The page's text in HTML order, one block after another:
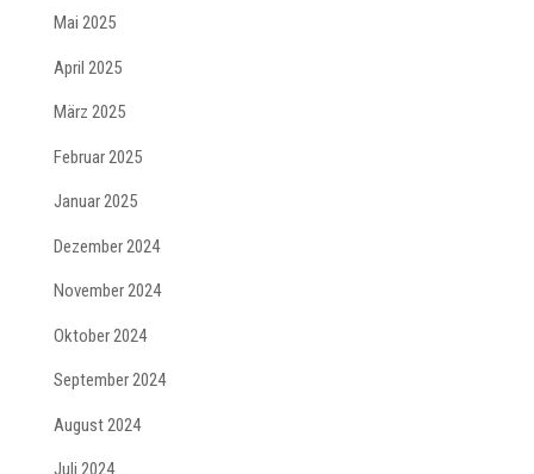
Mai 2025
April 2025
März 2025
Februar 2025
Januar 2025
Dezember 2024
November 2024
Oktober 2024
September 2024
August 2024
Juli 2024